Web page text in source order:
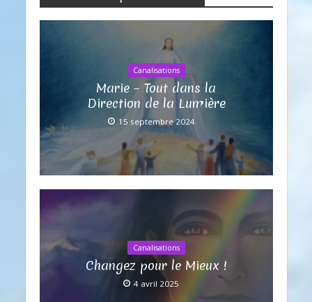
Canalisations
Marie – Tout dans la
Direction de la Lumière
15 septembre 2024
Canalisations
Changez pour le Mieux !
4 avril 2025